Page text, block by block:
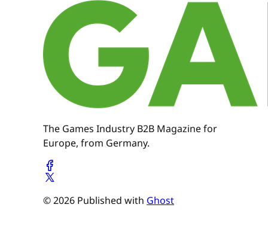
The Games Industry B2B Magazine for
Europe, from Germany.
© 2026 Published with Ghost